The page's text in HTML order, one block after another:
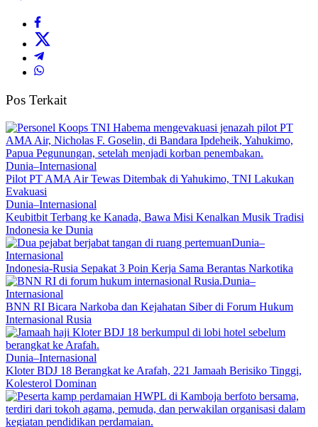
Pos Terkait
Dunia–Internasional
Pilot PT AMA Air Tewas Ditembak di Yahukimo, TNI Lakukan
Evakuasi
Dunia–Internasional
Keubitbit Terbang ke Kanada, Bawa Misi Kenalkan Musik Tradisi
Indonesia ke Dunia
Dunia–
Internasional
Indonesia-Rusia Sepakat 3 Poin Kerja Sama Berantas Narkotika
Dunia–
Internasional
BNN RI Bicara Narkoba dan Kejahatan Siber di Forum Hukum
Internasional Rusia
Dunia–Internasional
Kloter BDJ 18 Berangkat ke Arafah, 221 Jamaah Berisiko Tinggi,
Kolesterol Dominan